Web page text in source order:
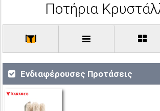
Ποτήρια
[ ]
Ενδιαφέρουσες Προτάσεις